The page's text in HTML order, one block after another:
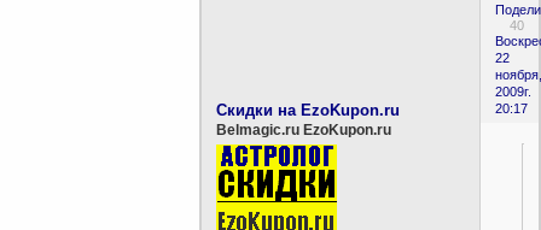
40
22
ноября,
2009г.
20:17
Скидки на EzoKupon.ru
Belmagic.ru EzoKupon.ru